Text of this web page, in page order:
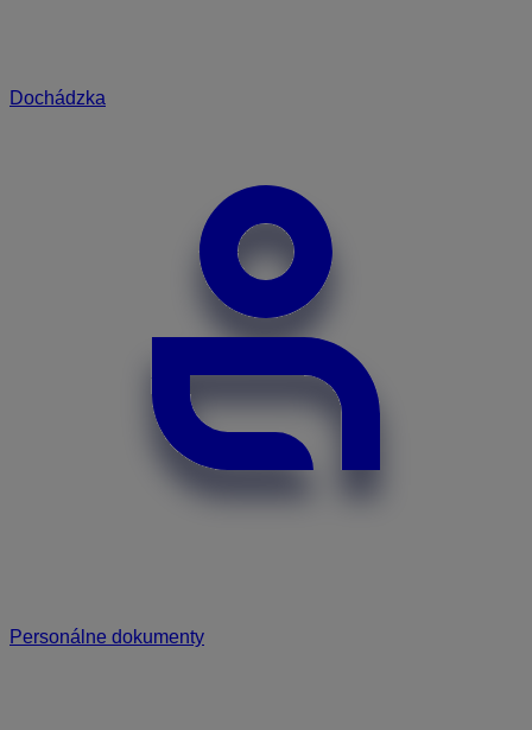
Dochádzka
Personálne dokumenty